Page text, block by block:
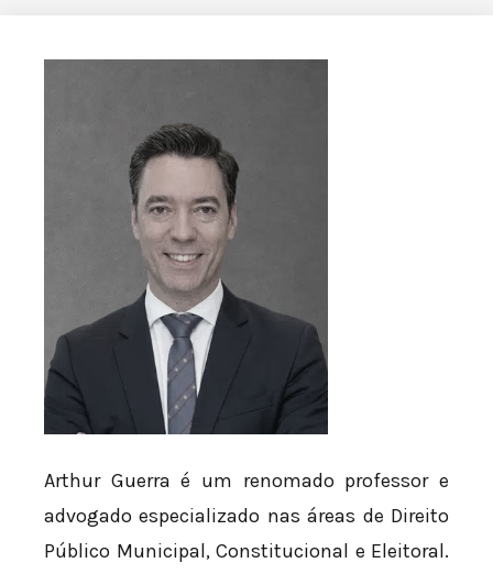
Arthur Guerra é um renomado professor e
advogado especializado nas áreas de Direito
Público Municipal, Constitucional e Eleitoral.